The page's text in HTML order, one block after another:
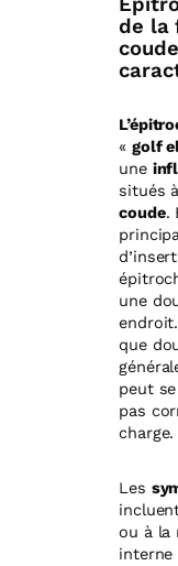
de la
« golf
une
situés
coude.
une
que
peut
pas
charge.
Les
ou à la
interne